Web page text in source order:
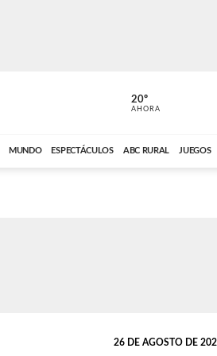
ABC CARDINAL
20º
AHORA
MUNDO ESPECTÁCULOS ABC RURAL JUEGOS
26 DE AGOSTO DE